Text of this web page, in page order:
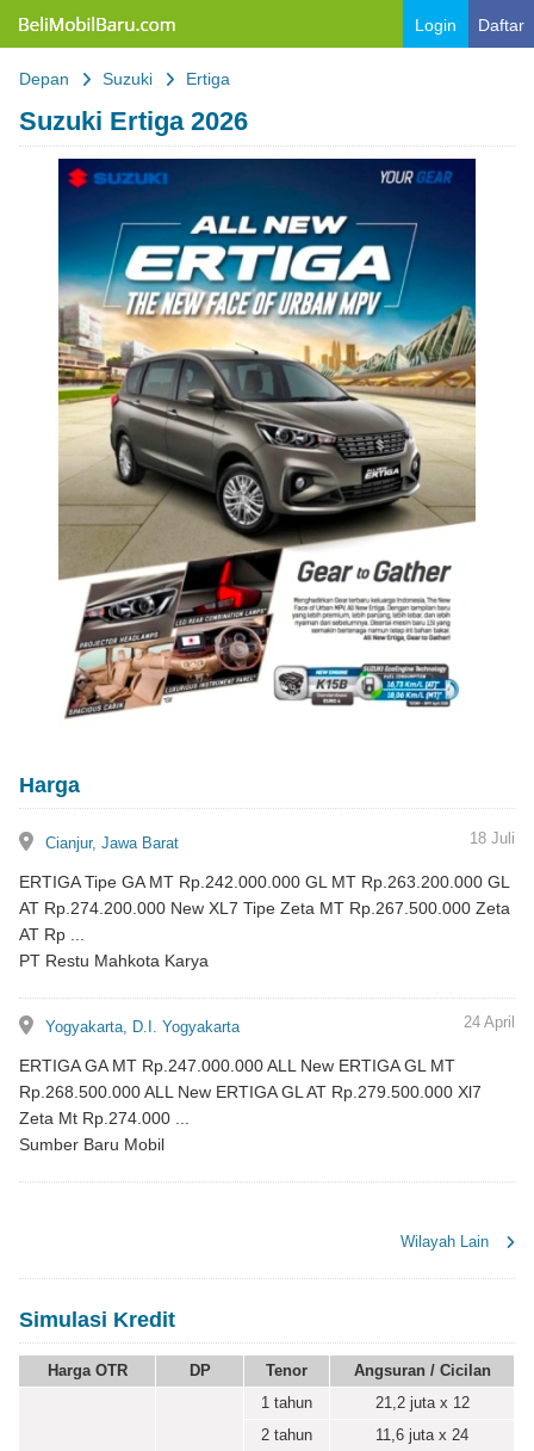
Login Daftar
Depan Suzuki Ertiga
Suzuki Ertiga 2026
Harga
18 Juli
lokasi
Cianjur, Jawa Barat
ERTIGA Tipe GA MT Rp.242.000.000 GL MT Rp.263.200.000 GL
AT Rp.274.200.000 New XL7 Tipe Zeta MT Rp.267.500.000 Zeta
AT Rp ...
PT Restu Mahkota Karya
24 April
lokasi
Yogyakarta, D.I. Yogyakarta
ERTIGA GA MT Rp.247.000.000 ALL New ERTIGA GL MT
Rp.268.500.000 ALL New ERTIGA GL AT Rp.279.500.000 Xl7
Zeta Mt Rp.274.000 ...
Sumber Baru Mobil
Wilayah Lain
Simulasi Kredit
Harga OTR DP Tenor Angsuran / Cicilan
1 tahun 21,2juta x 12
2 tahun
11,6 juta x 24